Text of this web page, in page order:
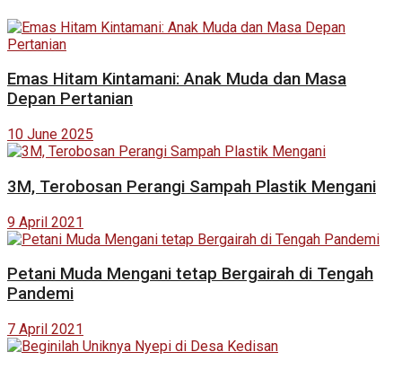
Emas Hitam Kintamani: Anak Muda dan Masa
Depan Pertanian
10 June 2025
3M, Terobosan Perangi Sampah Plastik Mengani
9 April 2021
Petani Muda Mengani tetap Bergairah di Tengah
Pandemi
7 April 2021